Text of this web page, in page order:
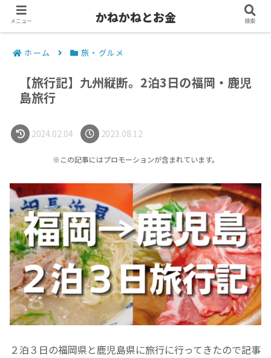
ホーム 旅・グルメ
【旅行記】九州縦断。2泊3日の福岡・鹿児
島旅行
2024.02.04 2023.08.12
※この記事にはプロモーションが含まれています。
２泊３日の福岡県と鹿児島県に旅行に行ってきたので記事
メニュー かねかねとお金 検索